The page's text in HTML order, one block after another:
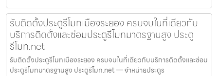
รับติดตั้งประตูรีโมทเมืองระยอง ครบจบในที่เดียวกับ
บริการติดตั้งและซ่อมประตูรีโมทมาตรฐานสูง ประตู
รีโมท.net
รับติดตั้งประตูรีโมทเมืองระยอง ครบจบในที่เดียวกับบริการติดตั้งและซ่อม
ประตูรีโมทมาตรฐานสูง ประตูรีโมท.net — จำหน่ายประตูร